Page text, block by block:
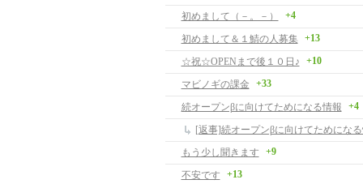
初めまして（－。－） +4
初めまして＆１鯖の人募集 +13
☆祝☆OPENまで後１０日♪ +10
マビノギの課金 +33
続オープンβに向けてためになる情報 +4
[返事]続オープンβに向けてためにな
もう少し聞きます
+9
不安です +13